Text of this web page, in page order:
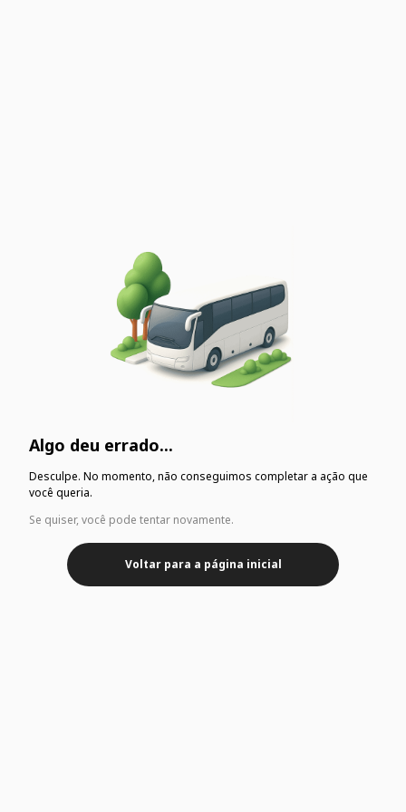
Algo deu errado...
Desculpe. No momento, não conseguimos completar a ação que
você queria.
Se quiser, você pode tentar novamente.
Voltar para a página inicial